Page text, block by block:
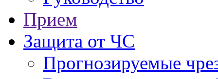
Прием
Защита от ЧС
Прогнозируемые